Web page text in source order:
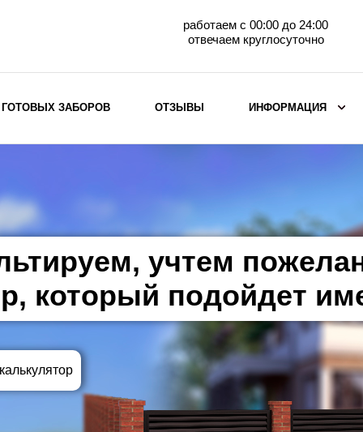
работаем с 00:00 до 24:00
отвечаем круглосуточно
горизонтального
Металлические заборы для дачи
Забор жалюзи с кирпичными столбами
Металлические заборы
Металлические ограждения
ВЫБОР ПО ХАРАКТЕРИСТИКАМ
Горизонтальные заборы
Высокие заборы
ЗАБОРОВ ОТЗЫВЫ ИНФОРМАЦИЯ
учтем
который подойдет